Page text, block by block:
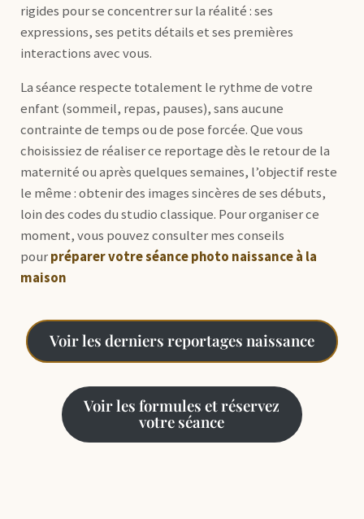
rigides pour se concentrer sur la réalité : ses
expressions, ses petits détails et ses premières
interactions avec vous.
La séance respecte totalement le rythme de votre
enfant (sommeil, repas, pauses), sans aucune
contrainte de temps ou de pose forcée. Que vous
choisissiez de réaliser ce reportage dès le retour de la
maternité ou après quelques semaines, l’objectif reste
le même : obtenir des images sincères de ses débuts,
loin des codes du studio classique. Pour organiser ce
moment, vous pouvez consulter mes conseils
pourpréparer votre séance photo naissance à la
maison
Voir les derniers reportages naissance
Voir les formules et réservez
votre séance